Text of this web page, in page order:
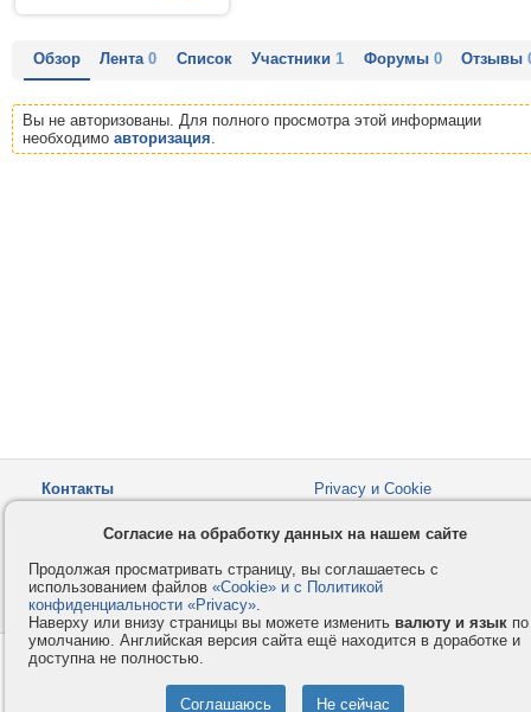
Обзор Лента0 Список Участники1 Форумы 0 Отзывы
Вы не авторизованы. Для полного просмотра этой информации
необходимо авторизация.
Контакты
Privacy и Cookie
Как оплатить
Форумы
© 2008-2026VMESTE.EU
Согласие на обработку данных на нашем сайте
Продолжая просматривать страницу, вы соглашаетесь с
использованием файлов «Cookie» и с Политикой
конфиденциальности «Privacy».
Наверху или внизу страницы вы можете изменить валюту и язык по
умолчанию. Английская версия сайта ещё находится в доработке и
доступна не полностью.